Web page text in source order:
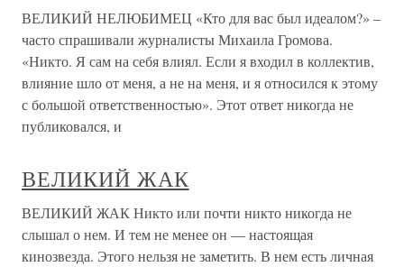
ВЕЛИКИЙ НЕЛЮБИМЕЦ «Кто для вас был идеалом?» –
часто спрашивали журналисты Михаила Громова.
«Никто. Я сам на себя влиял. Если я входил в коллектив,
влияние шло от меня, а не на меня, и я относился к этому
с большой ответственностью». Этот ответ никогда не
публиковался, и
ВЕЛИКИЙ ЖАК
ВЕЛИКИЙ ЖАК Никто или почти никто никогда не
слышал о нем. И тем не менее он — настоящая
кинозвезда. Этого нельзя не заметить. В нем есть личная